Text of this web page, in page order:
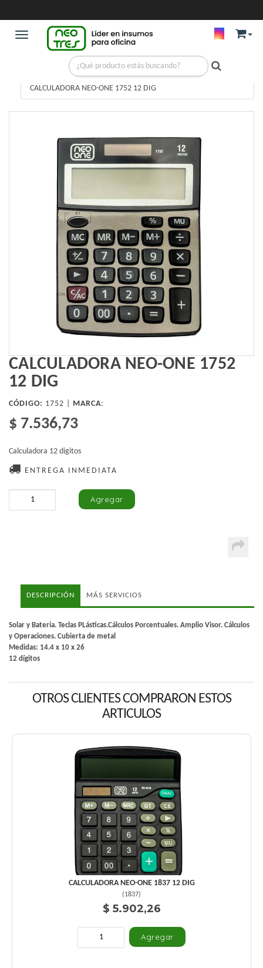
Toggle navigation
MAQUINAS DE OFICINAS/CALCUS DE ESCRITORIO /
CALCULADORA NEO-ONE 1752 12 DIG
CALCULADORA NEO-ONE 1752
12 DIG
CÓDIGO: 1752 | MARCA:
$ 7.536,73
Calculadora 12 dígitos
ENTREGA INMEDIATA
DESCRIPCIÓN MÁS SERVICIOS
Solar y Bateria. Teclas PLásticas.Cálculos Porcentuales. Amplio Visor. Cálculos
y Operaciones. Cubierta de metal
Medidas: 14.4 x 10 x 26
12 dígitos
OTROS CLIENTES COMPRARON ESTOS
ARTICULOS
CALCULADORA NEO-ONE 1837 12 DIG
(1837)
$ 5.902,26